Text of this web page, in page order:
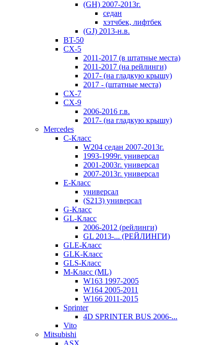
(GH) 2007-2013г.
седан
хэтчбек, лифтбек
(GJ) 2013-н.в.
BT-50
CX-5
2011-2017 (в штатные места)
2011-2017 (на рейлинги)
2017- (на гладкую крышу)
2017 - (штатные места)
CX-7
CX-9
2006-2016 г.в.
2017- (на гладкую крышу)
Mercedes
C-Класс
W204 седан 2007-2013г.
1993-1999г. универсал
2001-2003г. универсал
2007-2013г. универсал
E-Класс
универсал
(S213) универсал
G-Класс
GL-Класс
2006-2012 (рейлинги)
GL 2013-... (РЕЙЛИНГИ)
GLE-Класс
GLK-Класс
GLS-Класс
M-Класс (ML)
W163 1997-2005
W164 2005-2011
W166 2011-2015
Sprinter
4D SPRINTER BUS 2006-...
Vito
Mitsubishi
ASX